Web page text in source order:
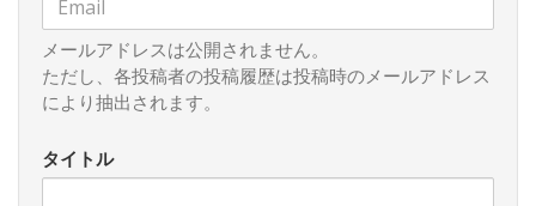
メールアドレスは公開されません。
ただし、各投稿者の投稿履歴は投稿時のメールアドレス
により抽出されます。
タイトル